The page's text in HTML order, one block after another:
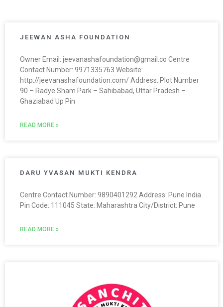
JEEWAN ASHA FOUNDATION
Owner Email: jeevanashafoundation@gmail.co Centre
Contact Number: 9971335763 Website:
http://jeevanashafoundation.com/ Address: Plot Number
90 – Radye Sham Park – Sahibabad, Uttar Pradesh –
Ghaziabad Up Pin
READ MORE »
DARU YVASAN MUKTI KENDRA
Centre Contact Number: 9890401292 Address: Pune India
Pin Code: 111045 State: Maharashtra City/District: Pune
READ MORE »